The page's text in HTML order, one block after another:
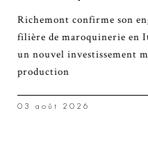
Richemont confirme son
filière de maroquinerie en
un nouvel investissement
production
03 août 2026